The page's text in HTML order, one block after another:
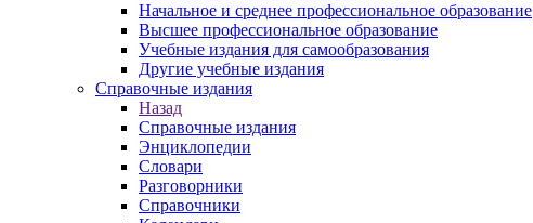
Начальное и среднее профессиональное образование
Высшее профессиональное образование
Учебные издания для самообразования
Другие учебные издания
Справочные издания
Назад
Справочные издания
Энциклопедии
Словари
Разговорники
Справочники